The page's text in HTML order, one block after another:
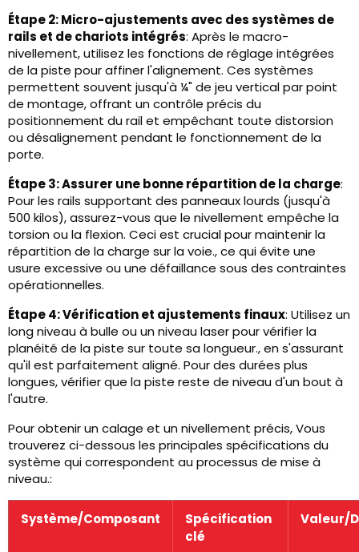
Étape 2: Micro-ajustements avec des systèmes de
rails et de chariots intégrés: Après le macro-
nivellement, utilisez les fonctions de réglage intégrées
de la piste pour affiner l'alignement. Ces systèmes
permettent souvent jusqu'à ¼" de jeu vertical par point
de montage, offrant un contrôle précis du
positionnement du rail et empêchant toute distorsion
ou désalignement pendant le fonctionnement de la
porte.
Étape 3: Assurer une bonne répartition de la charge:
Pour les rails supportant des panneaux lourds (jusqu'à
500 kilos), assurez-vous que le nivellement empêche la
torsion ou la flexion. Ceci est crucial pour maintenir la
répartition de la charge sur la voie., ce qui évite une
usure excessive ou une défaillance sous des contraintes
opérationnelles.
Étape 4: Vérification et ajustements finaux: Utilisez un
long niveau à bulle ou un niveau laser pour vérifier la
planéité de la piste sur toute sa longueur., en s'assurant
qu'il est parfaitement aligné. Pour des durées plus
longues, vérifier que la piste reste de niveau d'un bout à
l'autre.
Pour obtenir un calage et un nivellement précis, Vous
trouverez ci-dessous les principales spécifications du
système qui correspondent au processus de mise à
niveau.:
Système/Composant
Spécification
clé
Valeur/